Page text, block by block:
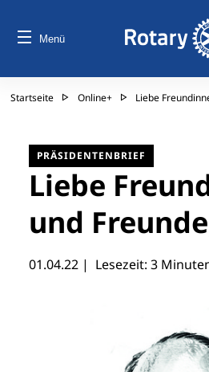
Menü
Startseite Online+ Liebe
PRÄSIDENTENBRIEF
Liebe
und
01.04.22 | Lesezeit: 3